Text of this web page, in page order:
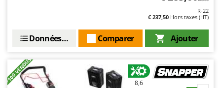
R-22
€ 237,50 Hors taxes (HT)
Ajouter
Comparer
Données techniques
+100 VENDUS 8,6